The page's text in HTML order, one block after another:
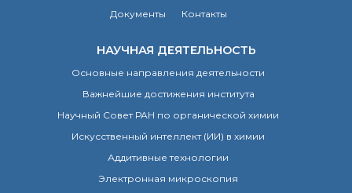
Документы
Контакты
НАУЧНАЯ ДЕЯТЕЛЬНОСТЬ
Основные направления деятельности
Важнейшие достижения института
Научный Совет РАН по органической химии
Искусственный интеллект (ИИ) в химии
Аддитивные технологии
Электронная микроскопия